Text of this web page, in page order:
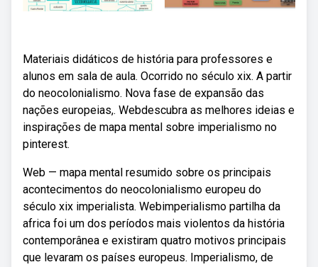
Materiais didáticos de história para professores e
alunos em sala de aula. Ocorrido no século xix. A partir
do neocolonialismo. Nova fase de expansão das
nações europeias,. Webdescubra as melhores ideias e
inspirações de mapa mental sobre imperialismo no
pinterest.
Web — mapa mental resumido sobre os principais
acontecimentos do neocolonialismo europeu do
século xix imperialista. Webimperialismo partilha da
africa foi um dos períodos mais violentos da história
contemporânea e existiram quatro motivos principais
que levaram os países europeus. Imperialismo, de